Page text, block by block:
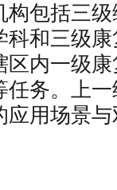
包括三
和三级
内一级
务。上
用场景